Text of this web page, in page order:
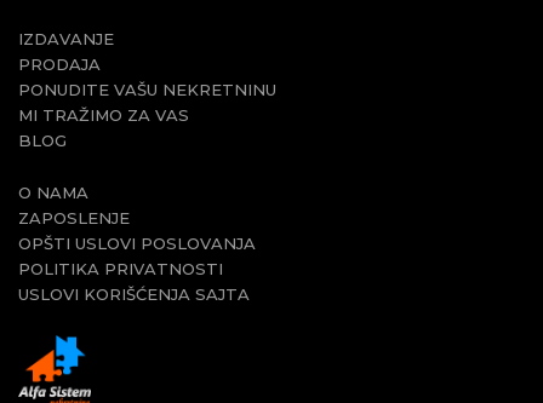
IZDAVANJE
PRODAJA
PONUDITE VAŠU NEKRETNINU
MI TRAŽIMO ZA VAS
BLOG
O NAMA
ZAPOSLENJE
OPŠTI USLOVI POSLOVANJA
POLITIKA PRIVATNOSTI
USLOVI KORIŠĆENJA SAJTA